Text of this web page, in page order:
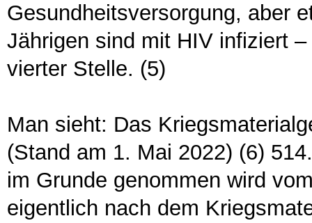
Gesundheitsversorgung, aber
Jährigen sind mit HIV infiziert
vierter Stelle. (5)
Man sieht: Das
(Stand am 1. Mai 2022) (6)
im Grunde genommen wird
eigentlich nach dem